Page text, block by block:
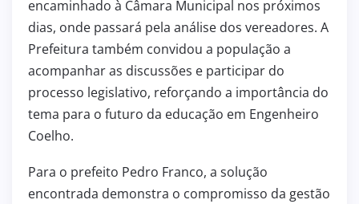
encaminhado à Câmara Municipal nos próximos
dias, onde passará pela análise dos vereadores. A
Prefeitura também convidou a população a
acompanhar as discussões e participar do
processo legislativo, reforçando a importância do
tema para o futuro da educação em Engenheiro
Coelho.
Para o prefeito Pedro Franco, a solução
encontrada demonstra o compromisso da gestão